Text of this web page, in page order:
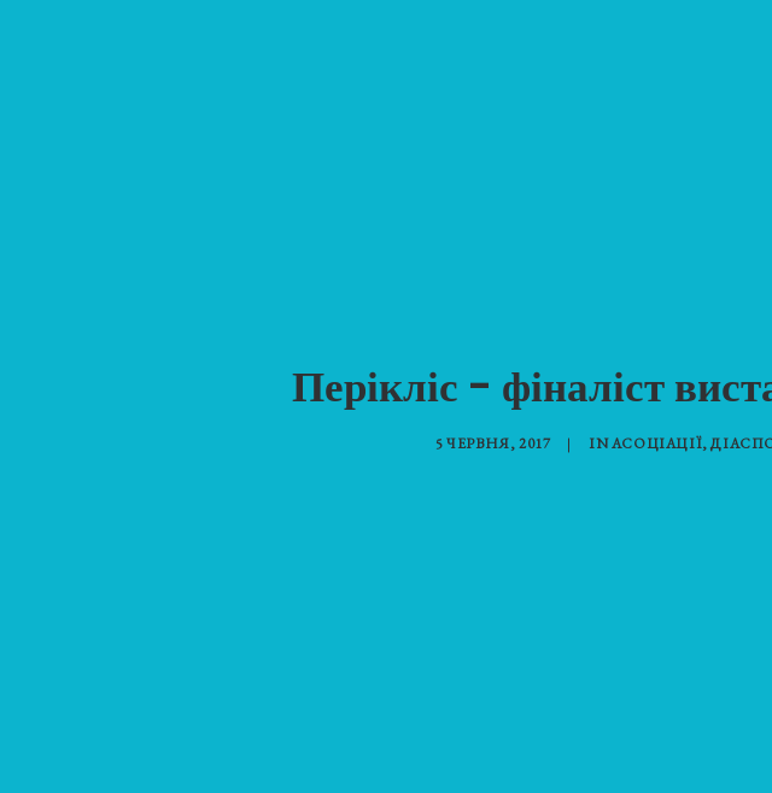
Перікліс - фіналіст
5 ЧЕРВНЯ, 2017 | INАСОЦІАЦІЇ,